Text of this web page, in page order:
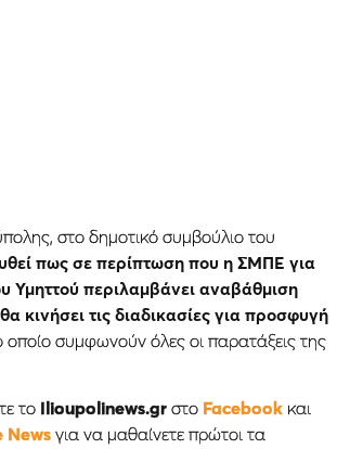
στο δημοτικό συμβούλιο του
πως σε περίπτωση που η ΣΜΠΕ για
Υμηττού περιλαμβάνει αναβάθμιση
κινήσει τις διαδικασίες για προσφυγή
οποίο συμφωνούν όλες οι παρατάξεις της
το Ilioupolinews.grστο Facebookκαι
Newsγια να μαθαίνετε πρώτοι τα